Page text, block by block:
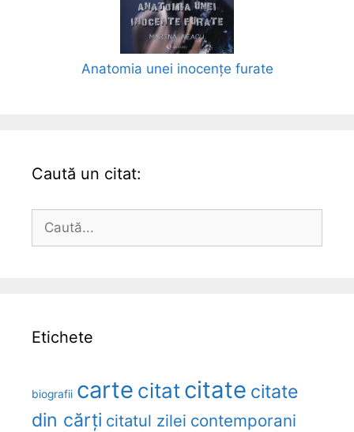
Anatomia unei inocențe furate
Caută un citat:
după:
Etichete
biografii carte citatcitate citate
din cărți citatul zilei contemporani